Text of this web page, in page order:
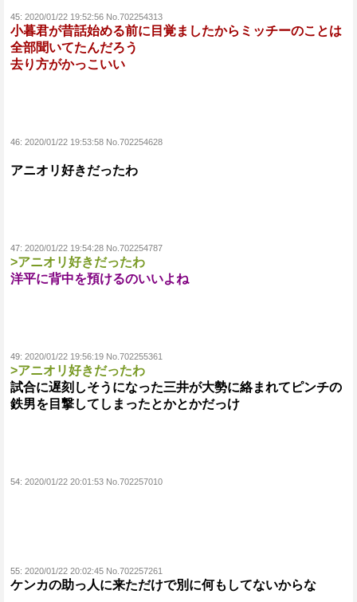
45: 2020/01/22 19:52:56 No.702254313
小暮君が昔話始める前に目覚ましたからミッチーのことは
全部聞いてたんだろう
去り方がかっこいい
46: 2020/01/22 19:53:58 No.702254628
アニオリ好きだったわ
47: 2020/01/22 19:54:28 No.702254787
>アニオリ好きだったわ
洋平に背中を預けるのいいよね
49: 2020/01/22 19:56:19 No.702255361
>アニオリ好きだったわ
試合に遅刻しそうになった三井が大勢に絡まれてピンチの
鉄男を目撃してしまったとかとかだっけ
54: 2020/01/22 20:01:53 No.702257010
55: 2020/01/22 20:02:45 No.702257261
ケンカの助っ人に来ただけで別に何もしてないからな